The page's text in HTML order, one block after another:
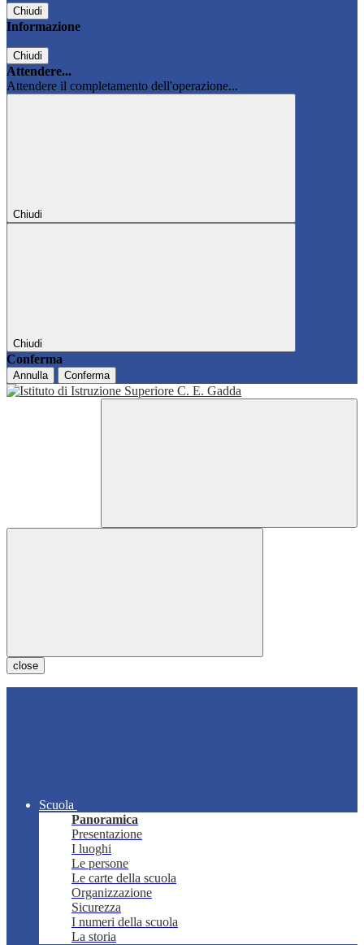
Chiudi
Informazione
Chiudi
Attendere...
Attendere il completamento dell'operazione...
Chiudi
Chiudi
Conferma
Annulla Conferma
close
Scuola
Panoramica
Presentazione
I luoghi
Le persone
Le carte della scuola
Organizzazione
Sicurezza
I numeri della scuola
La storia